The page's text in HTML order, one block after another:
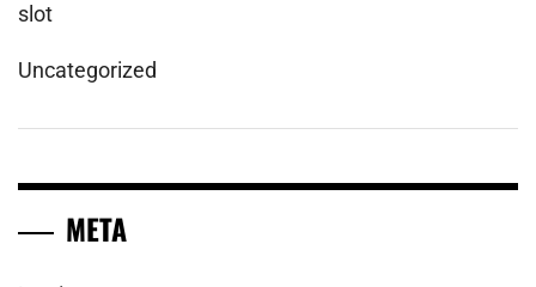
slot
Uncategorized
META